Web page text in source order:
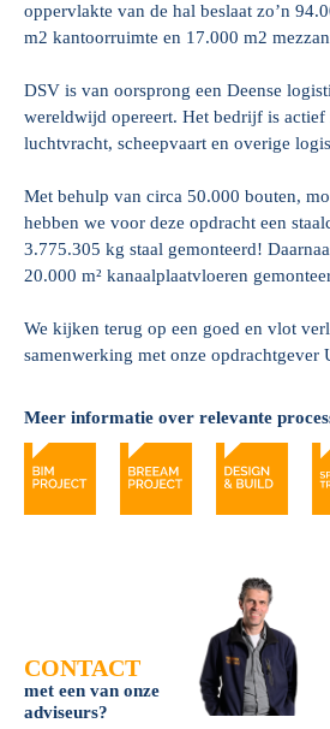
oppervlakte van de hal beslaat zo’n
m2 kantoorruimte en 17.000 m2
DSV is van oorsprong een Deense
wereldwijd opereert. Het bedrijf is actief
luchtvracht, scheepvaart en overige
Met behulp van circa 50.000 bouten,
hebben we voor deze opdracht een
3.775.305 kg staal gemonteerd!
20.000 m² kanaalplaatvloeren
We kijken terug op een goed en vlot
samenwerking met onze opdrachtgever
Meer informatie over relevante
CONTACT
met een van onze
adviseurs?